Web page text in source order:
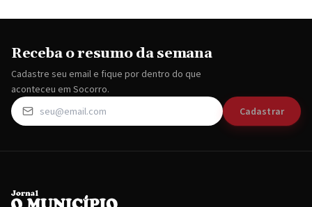
Receba o resumo da semana
Cadastre seu email e fique por dentro do que
aconteceu em Socorro.
Cadastrar